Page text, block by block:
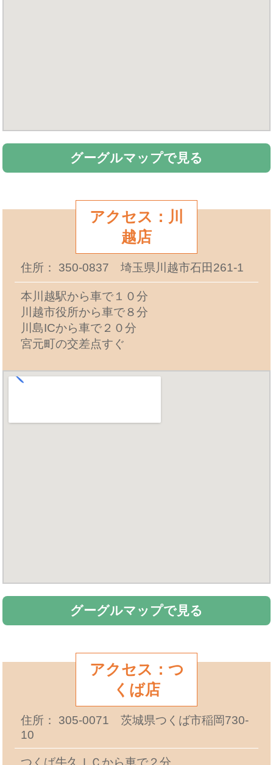
グーグルマップで見る
アクセス：川
越店
住所： 350-0837 埼玉県川越市石田261-1
本川越駅から車で１０分
川越市役所から車で８分
川島ICから車で２０分
宮元町の交差点すぐ
グーグルマップで見る
アクセス：つ
くば店
住所： 305-0071 茨城県つくば市稲岡730-
10
つくば牛久ＩＣから車で２分